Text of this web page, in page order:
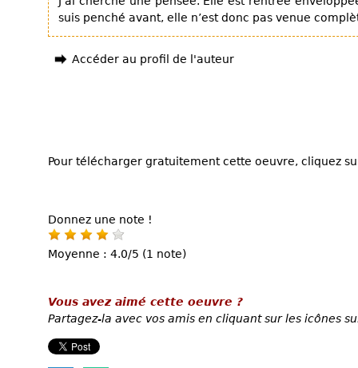
suis penché avant, elle n’est donc pas venue
Accéder au profil de l'auteur
Pour télécharger gratuitement cette oeuvre, cliquez
Donnez une note !
Moyenne : 4.0/5 (1 note)
Vous avez aimé cette oeuvre ?
Partagez-la avec vos amis en cliquant sur les icônes